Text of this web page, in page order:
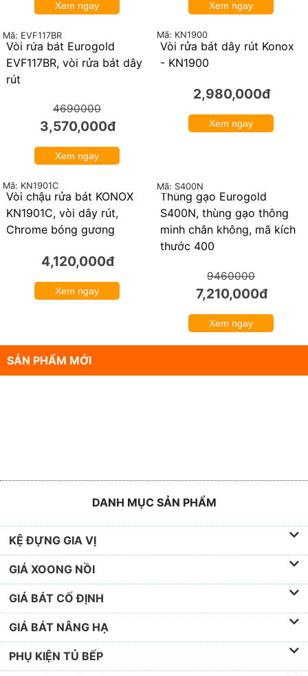
Xem ngay Xem ngay
Vòi rửa bát Konox -
KN1201
Mã: KN1201
Xem ngay
Vòi rửa bát inox 304
Konox - dây rút - KN1337
Mã: KN1337
3,950,000đ
Xem ngay
Vòi rửa bát Eurogold
EVF117BR, vòi rửa bát dây
rút
Mã: EVF117BR
4690000
- KN1900
2,980,000đ
Xem ngay
Chrome bóng gương
4,120,000đ
Thùng gạo Eurogold
S400N, thùng gạo thông
minh chân không, mã kích
SẢN PHẨM MỚI
DANH MỤC SẢN PHẨM
KỆ ĐỰNG GIA VỊ